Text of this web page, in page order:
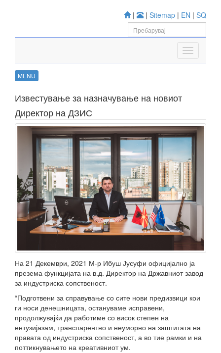
| | Sitemap | EN | SQ
MENU
Известување за назначување на новиот
Директор на ДЗИС
На 21 Декември, 2021 М-р Ибуш Јусуфи официјално ја
презема функцијата на в.д. Директор на Државниот завод
за индустриска сопственост.
“Подготвени за справување со сите нови предизвици кои
ги носи денешницата, остануваме исправени,
продолжувајќи да работиме со висок степен на
ентузијазам, транспарентно и неуморно на заштитата на
правата од индустриска сопственост, а во тие рамки и на
поттикнувањето на креативниот ум.